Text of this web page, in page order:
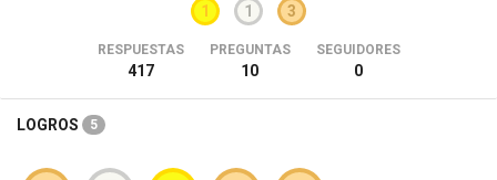
1 1 3
RESPUESTAS
417
PREGUNTAS
10
SEGUIDORES
0
LOGROS 5